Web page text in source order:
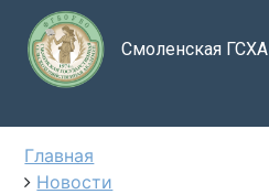
Смоленская ГСХА
Главная
Новости